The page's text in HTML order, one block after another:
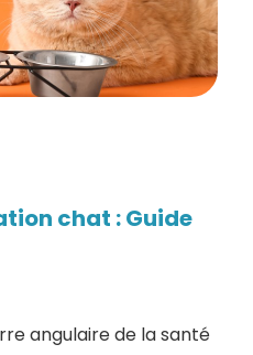
chat : Guide
angulaire de la santé